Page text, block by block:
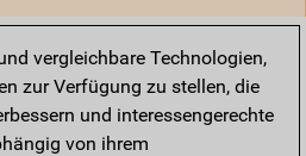
vergleichbare Technologien,
zur Verfügung zu stellen, die
und interessengerechte
von ihrem